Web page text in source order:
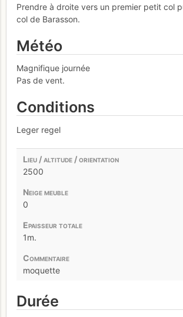
Prendre à droite vers un premier petit col
col de Barasson.
Météo
Magnifique journée
Pas de vent.
Conditions
Leger regel
2500
0
1m.
moquette
Durée